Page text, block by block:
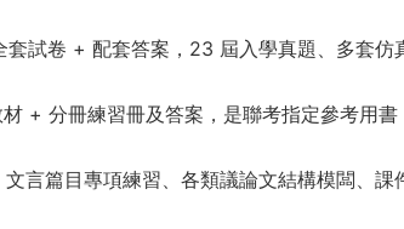
試卷 + 配套答案，23 屆入學真題、多套仿
+ 分冊練習冊及答案，是聯考指定參考用書
言篇目專項練習、各類議論文結構模闆、課